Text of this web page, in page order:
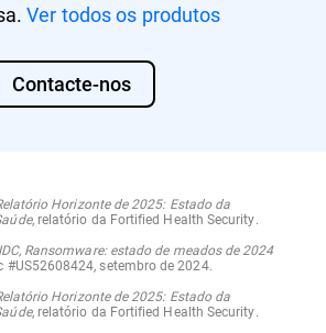
Ver todos os produtos
Contacte-nos
Horizonte de 2025: Estado da
, relatório da Fortified Health Security.
IDC, Ransomware: estado de meados de 2024
#US52608424, setembro de 2024.
Horizonte de 2025: Estado da
, relatório da Fortified Health Security.